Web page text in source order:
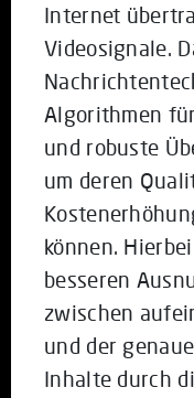
Internet
Videosignale.
Algorithmen
und robuste
um deren
können.
besseren
zwischen
und der
Inhalte durch